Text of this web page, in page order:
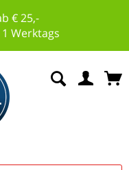
€ 25,-
Werktags